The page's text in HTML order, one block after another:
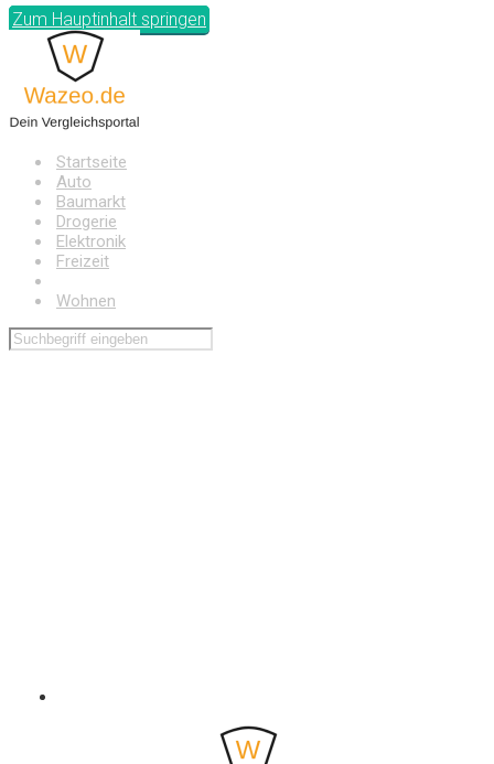
Zum Hauptinhalt springen
Startseite
Auto
Baumarkt
Drogerie
Elektronik
Freizeit
Wohnen